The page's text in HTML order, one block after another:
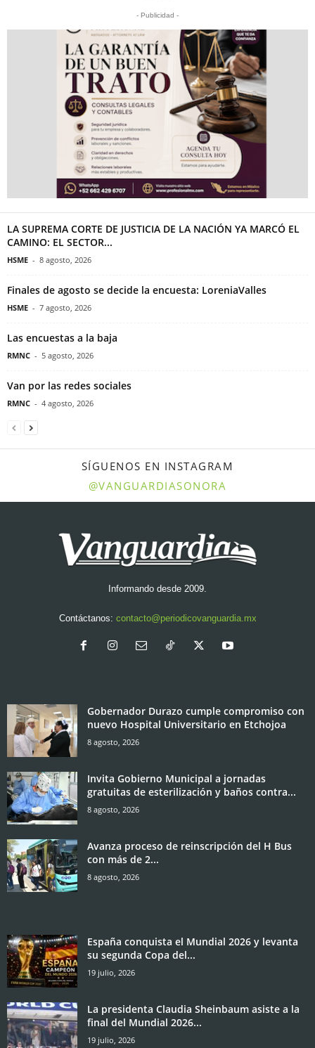
- Publicidad -
LA SUPREMA CORTE DE JUSTICIA DE LA NACIÓN YA MARCÓ EL
CAMINO: EL SECTOR...
HSME - 8 agosto, 2026
Finales de agosto se decide la encuesta: LoreniaValles
HSME - 7 agosto, 2026
Las encuestas a la baja
RMNC - 5 agosto, 2026
Van por las redes sociales
RMNC - 4 agosto, 2026
SÍGUENOS EN INSTAGRAM
@VANGUARDIASONORA
Informando desde 2009.
Contáctanos: contacto@periodicovanguardia.mx
Gobernador Durazo cumple compromiso con
nuevo Hospital Universitario en Etchojoa
8 agosto, 2026
Invita Gobierno Municipal a jornadas
gratuitas de esterilización y baños contra...
8 agosto, 2026
Avanza proceso de reinscripción del H Bus
con más de 2...
8 agosto, 2026
España conquista el Mundial 2026 y levanta
su segunda Copa del...
19 julio, 2026
La presidenta Claudia Sheinbaum asiste a la
final del Mundial 2026...
19 julio, 2026